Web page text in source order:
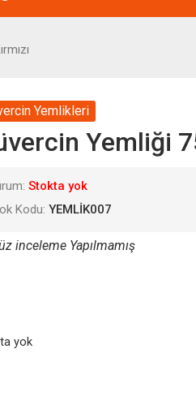
Yemlikleri
Yemliği
Stokta yok
Kodu: YEMLİK007
inceleme Yapılmamış
yok